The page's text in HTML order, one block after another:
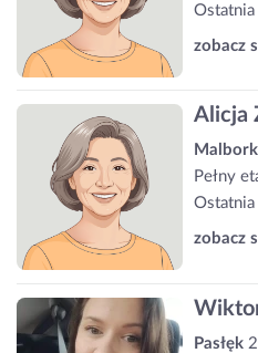
zobacz
Alicja
Malbork
Pełny
zobacz
Pasłęk